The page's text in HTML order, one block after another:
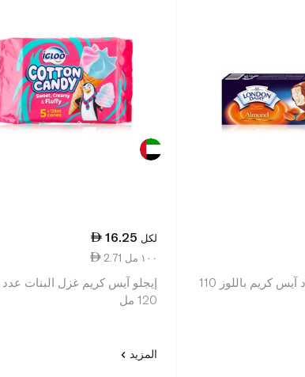
لندن ديري أعواد آيس كريم باللوز 110
16.25 لكل
2.71 ١٠٠ مل
120 مل
المزيد